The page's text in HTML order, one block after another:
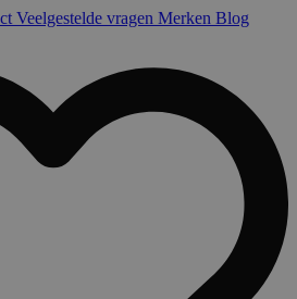
Veelgestelde vragen Merken Blog